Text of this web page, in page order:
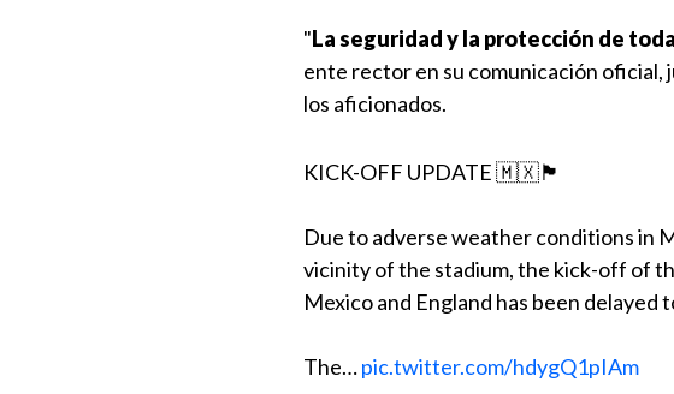
"La seguridad y la protección de
ente rector en su comunicación oficial,
los aficionados.
KICK-OFF UPDATE 🇲🇽🏴󠁧󠁢󠁥󠁮󠁧󠁿
Due to adverse weather conditions in
vicinity of the stadium, the kick-off of
Mexico and England has been delayed
The…pic.twitter.com/hdygQ1pIAm